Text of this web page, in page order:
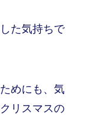
た気持ちで
めにも、気
リスマスの